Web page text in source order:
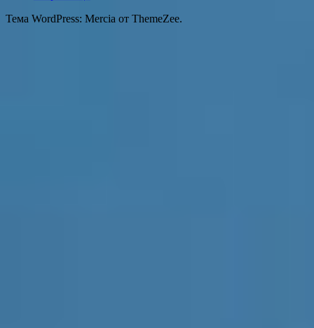
Тема WordPress: Mercia от ThemeZee.